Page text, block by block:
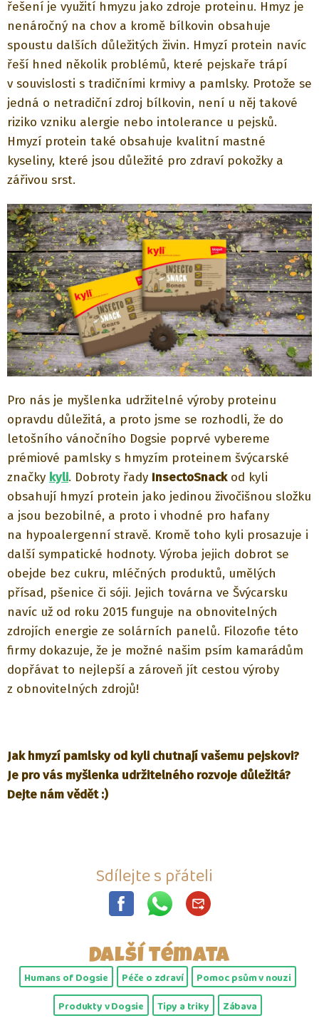
řešení je využití hmyzu jako zdroje proteinu. Hmyz je
nenáročný na chov a kromě bílkovin obsahuje
spoustu dalších důležitých živin. Hmyzí protein navíc
řeší hned několik problémů, které pejskaře trápí
v souvislosti s tradičními krmivy a pamlsky. Protože se
jedná o netradiční zdroj bílkovin, není u něj takové
riziko vzniku alergie nebo intolerance u pejsků.
Hmyzí protein také obsahuje kvalitní mastné
kyseliny, které jsou důležité pro zdraví pokožky a
zářivou srst.
Pro nás je myšlenka udržitelné výroby proteinu
opravdu důležitá, a proto jsme se rozhodli, že do
letošního vánočního Dogsie poprvé vybereme
prémiové pamlsky s hmyzím proteinem švýcarské
značky kyli. Dobroty řady InsectoSnackod kyli
obsahují hmyzí protein jako jedinou živočišnou složku
a jsou bezobilné, a proto i vhodné pro hafany
na hypoalergenní stravě. Kromě toho kyli prosazuje i
další sympatické hodnoty. Výroba jejich dobrot se
obejde bez cukru, mléčných produktů, umělých
přísad, pšenice či sóji. Jejich továrna ve Švýcarsku
navíc už od roku 2015 funguje na obnovitelných
zdrojích energie ze solárních panelů. Filozofie této
firmy dokazuje, že je možné našim psím kamarádům
dopřávat to nejlepší a zároveň jít cestou výroby
z obnovitelných zdrojů!
Jak hmyzí pamlsky od kyli chutnají vašemu pejskovi?
Je pro vás myšlenka udržitelného rozvoje důležitá?
Dejte nám vědět :)
Sdílejte s přáteli
Další témata
Humans of Dogsie Péče o zdraví
Pomoc psům v nouzi
Produkty v Dogsie
Tipy a triky Zábava